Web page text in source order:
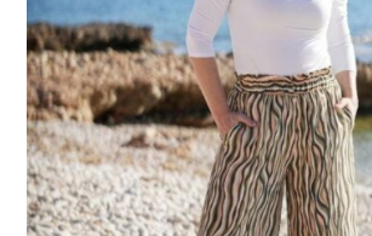
product
page